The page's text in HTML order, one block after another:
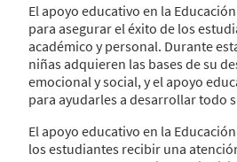
El apoyo educativo en la
para asegurar el éxito de los
académico y personal. Durante
niñas adquieren las bases de su
emocional y social, y el apoyo
para ayudarles a desarrollar todo
El apoyo educativo en la
los estudiantes recibir una